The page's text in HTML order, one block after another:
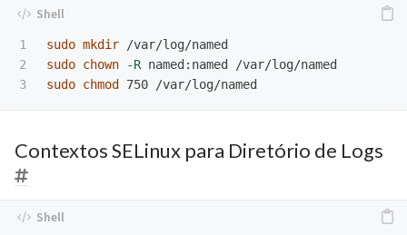
1
2
sudo mkdir
sudo chown
-R
sudo chmod
Contextos SELinux para Diretório de Logs